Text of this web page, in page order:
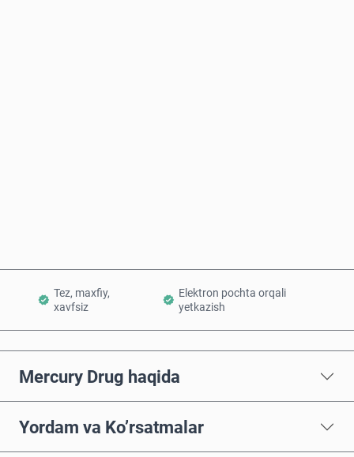
Tez, maxfiy,
xavfsiz
Elektron pochta orqali
yetkazish
Mercury Drug haqida
Yordam va Ko’rsatmalar